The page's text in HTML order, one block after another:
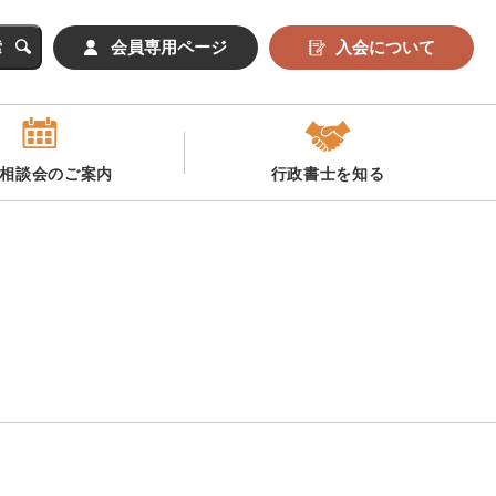
会員専用ページ 入会について
談会のご案内 行政書士を知る